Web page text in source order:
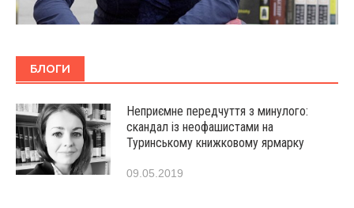
БЛОГИ
Неприємне передчуття з минулого:
скандал із неофашистами на
Туринському книжковому ярмарку
09.05.2019